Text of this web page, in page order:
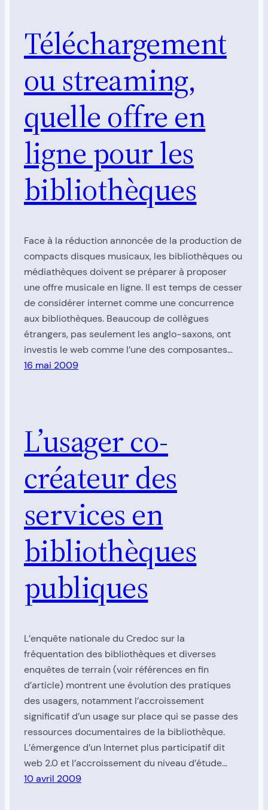
Téléchargement
ou streaming,
quelle offre en
ligne pour les
bibliothèques
Face à la réduction annoncée de la production de
compacts disques musicaux, les bibliothèques ou
médiathèques doivent se préparer à proposer
une offre musicale en ligne. Il est temps de cesser
de considérer internet comme une concurrence
aux bibliothèques. Beaucoup de collègues
étrangers, pas seulement les anglo-saxons, ont
investis le web comme l’une des composantes…
16 mai 2009
L’usager co-
créateur des
services en
bibliothèques
publiques
L’enquête nationale du Credoc sur la
fréquentation des bibliothèques et diverses
enquêtes de terrain (voir références en fin
d’article) montrent une évolution des pratiques
des usagers, notamment l’accroissement
significatif d’un usage sur place qui se passe des
ressources documentaires de la bibliothèque.
L’émergence d’un Internet plus participatif dit
web 2.0 et l’accroissement du niveau d’étude…
10 avril 2009